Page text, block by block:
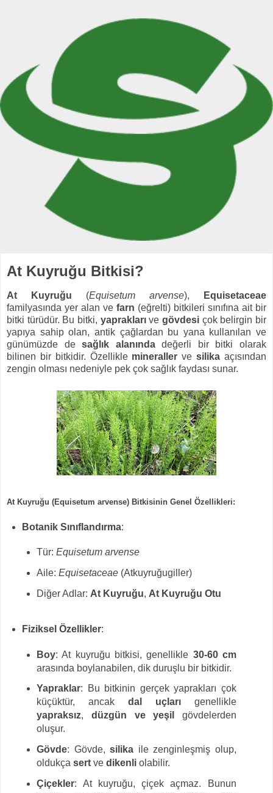
At Kuyruğu Bitkisi?
At Kuyruğu (Equisetum arvense),
Equisetaceae
familyasında yer alan ve farn (eğrelti) bitkileri sınıfına ait bir
bitki türüdür. Bu bitki, yapraklarıvegövdesi çok belirgin bir
yapıya sahip olan, antik çağlardan bu yana kullanılan ve
günümüzde desağlık alanındadeğerli bir bitki olarak
bilinen bir bitkidir. Özellikle mineraller vesilika açısından
zengin olması nedeniyle pek çok sağlık faydası sunar.
At Kuyruğu (Equisetum arvense) Bitkisinin Genel Özellikleri:
Botanik Sınıflandırma:
Tür:Equisetum arvense
Aile:Equisetaceae (Atkuyruğugiller)
Diğer Adlar: At Kuyruğu, At Kuyruğu Otu
Fiziksel Özellikler:
Boy: At kuyruğu bitkisi, genellikle 30-60 cm
arasında boylanabilen, dik duruşlu bir bitkidir.
Yapraklar: Bu bitkinin gerçek yaprakları çok
küçüktür, ancak dal uçlarıgenellikle
yapraksız, düzgün ve yeşil
gövdelerden
oluşur.
Gövde: Gövde,silika ile zenginleşmiş olup,
oldukçasert vedikenli olabilir.
Çiçekler: At kuyruğu, çiçek açmaz. Bunun